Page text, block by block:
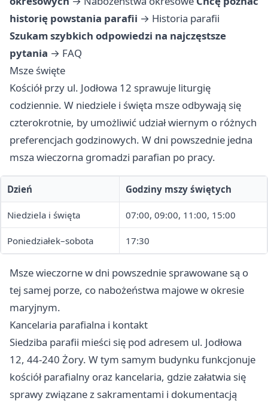
historię powstania parafii → Historia parafii
Szukam szybkich odpowiedzi na najczęstsze
pytania → FAQ
Msze święte
Kościół przy ul. Jodłowa 12 sprawuje liturgię
codziennie. W niedziele i święta msze odbywają się
czterokrotnie, by umożliwić udział wiernym o różnych
preferencjach godzinowych. W dni powszednie jedna
msza wieczorna gromadzi parafian po pracy.
Dzień Godziny mszy świętych
Niedziela i święta 07:00, 09:00, 11:00, 15:00
Poniedziałek–sobota 17:30
Msze wieczorne w dni powszednie sprawowane są o
tej samej porze, co nabożeństwa majowe w okresie
maryjnym.
Kancelaria parafialna i kontakt
Siedziba parafii mieści się pod adresem ul. Jodłowa
12, 44-240 Żory. W tym samym budynku funkcjonuje
kościół parafialny oraz kancelaria, gdzie załatwia się
sprawy związane z sakramentami i dokumentacją